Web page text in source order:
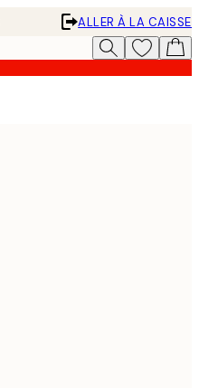
ALLER À LA CAISSE